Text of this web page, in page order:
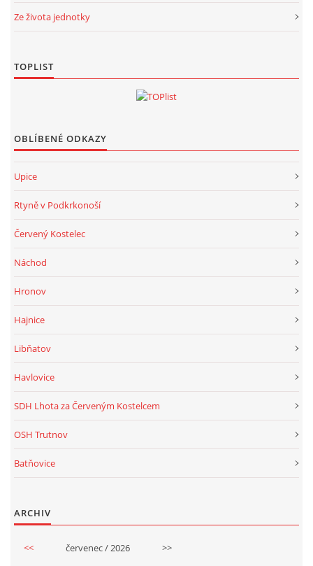
Ze života jednotky
TOPLIST
OBLÍBENÉ ODKAZY
Upice
Rtyně v Podkrkonoší
Červený Kostelec
Náchod
Hronov
Hajnice
Libňatov
Havlovice
SDH Lhota za Červeným Kostelcem
OSH Trutnov
Batňovice
ARCHIV
<< červenec / 2026 >>